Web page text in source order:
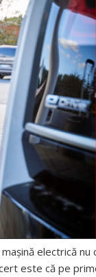
electrică
este că pe